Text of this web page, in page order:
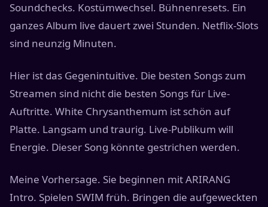
Soundchecks. Kostümwechsel. Bühnenresets. Ein
ganzes Album live dauert zwei Stunden. Netflix-Slots
sind neunzig Minuten.
Hier ist das Gegenintuitive. Die besten Songs zum
Streamen sind nicht die besten Songs für Live-
Auftritte. White Chrysanthemum ist schön auf
Platte. Langsam und traurig. Live-Publikum will
Energie. Dieser Song könnte gestrichen werden.
Meine Vorhersage. Sie beginnen mit ARIRANG
Intro. Spielen SWIM früh. Bringen die aufgeweckten